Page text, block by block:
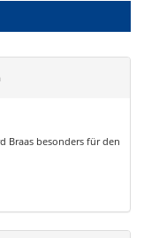
Braas besonders für den